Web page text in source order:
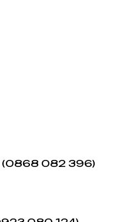
(0868 082 396)